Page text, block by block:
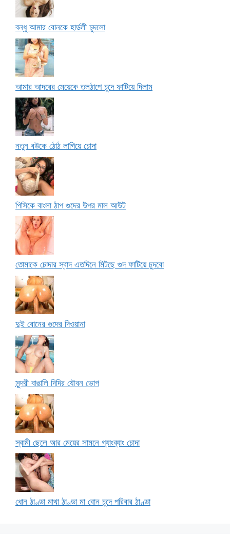
বন্ধু আমার বোনকে হার্ডলী চুদলো
আমার আদরের মেয়েকে তলঠাপে চুদে ফাটিয়ে দিলাম
নতুন বউকে ঠোঠ লাগিয়ে চোদা
পিসিকে বাংলা ঠাপ গুদের উপর মাল আউট
তোমাকে চোদার স্বাদ এতদিনে মিটছে গুদ ফাটিয়ে চুদবো
দুই বোনের গুদের দিওয়ানা
সুন্দরী বাঙালি দিদির যৌবন ভোগ
স্বামী ছেলে আর মেয়ের সামনে গ্যাংব্যাং চোদা
ধোন ঠাণ্ডা মাথা ঠাণ্ডা মা বোন চুদে পরিবার ঠাণ্ডা